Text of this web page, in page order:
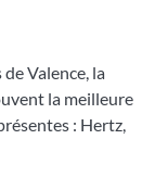
Valence, la
la meilleure
: Hertz,